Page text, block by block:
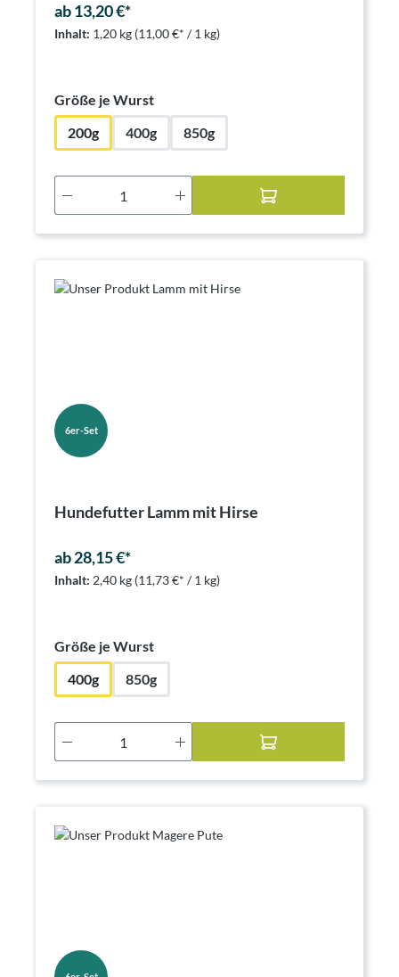
ab 13,20 €*
Inhalt: 1,20 kg (11,00 €* / 1 kg)
Größe je Wurstauswählen
200g
400g 850g
Produkt Anzahl: Gib den gewünschten
6er-Set
Hundefutter Lamm mit Hirse
ab 28,15 €*
Inhalt: 2,40 kg (11,73 €* / 1 kg)
Größe je Wurstauswählen
400g
850g
Produkt Anzahl: Gib den gewünschten